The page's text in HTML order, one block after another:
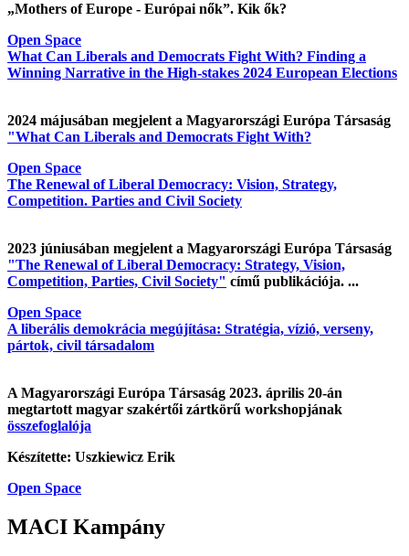
„Mothers of Europe - Európai nők”. Kik ők?
Open Space
What Can Liberals and Democrats Fight With? Finding a
Winning Narrative in the High-stakes 2024 European Elections
2024 májusában megjelent a Magyarországi Európa Társaság
"What Can Liberals and Democrats Fight With?
Open Space
The Renewal of Liberal Democracy: Vision, Strategy,
Competition. Parties and Civil Society
2023 júniusában megjelent a Magyarországi Európa Társaság
"The Renewal of Liberal Democracy: Strategy, Vision,
Competition, Parties, Civil Society" című publikációja. ...
Open Space
A liberális demokrácia megújítása: Stratégia, vízió, verseny,
pártok, civil társadalom
A Magyarországi Európa Társaság 2023. április 20-án
megtartott magyar szakértői zártkörű workshopjának
összefoglalója
Készítette: Uszkiewicz Erik
Open Space
MACI Kampány